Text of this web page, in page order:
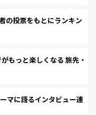
の投票をもとにランキン
もっと楽しくなる 旅先・
マに語るインタビュー連